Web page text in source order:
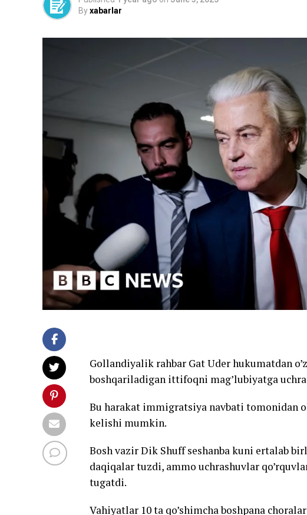
Byxabarlar
Gollandiyalik rahbar Gat Uder hukumatdan
boshqariladigan ittifoqni mag’lubiyatga
Bu harakat immigratsiya navbati tomonidan
kelishi mumkin.
Bosh vazir Dik Shuff seshanba kuni ertalab
daqiqalar tuzdi, ammo uchrashuvlar
tugatdi.
Vahiyatlar 10 ta qo’shimcha boshpana